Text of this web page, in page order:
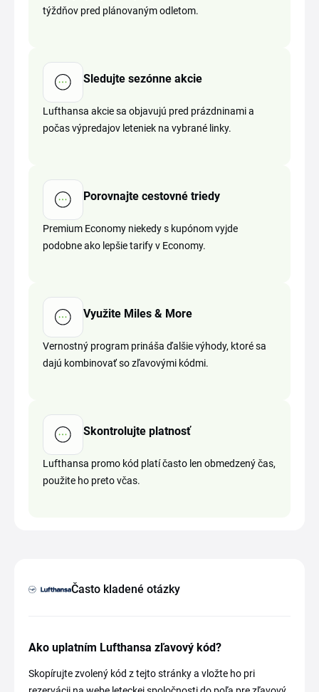
týždňov pred plánovaným odletom.
Sledujte sezónne akcie
Lufthansa akcie sa objavujú pred prázdninami a
počas výpredajov leteniek na vybrané linky.
Porovnajte cestovné triedy
Premium Economy niekedy s kupónom vyjde
podobne ako lepšie tarify v Economy.
Využite Miles & More
Vernostný program prináša ďalšie výhody, ktoré sa
dajú kombinovať so zľavovými kódmi.
Skontrolujte platnosť
Lufthansa promo kód platí často len obmedzený čas,
použite ho preto včas.
Často kladené otázky
Ako uplatním Lufthansa zľavový kód?
Skopírujte zvolený kód z tejto stránky a vložte ho pri